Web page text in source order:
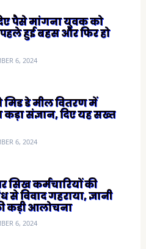
पैसे मांगना युवक को
हुई बहस और फिर हो
6, 2024
डे मील वितरण में
कड़ा संज्ञान, दिए यह सख्त
6, 2024
सिख कर्मचारियों की
से विवाद गहराया, ज्ञानी
कड़ी आलोचना
6, 2024